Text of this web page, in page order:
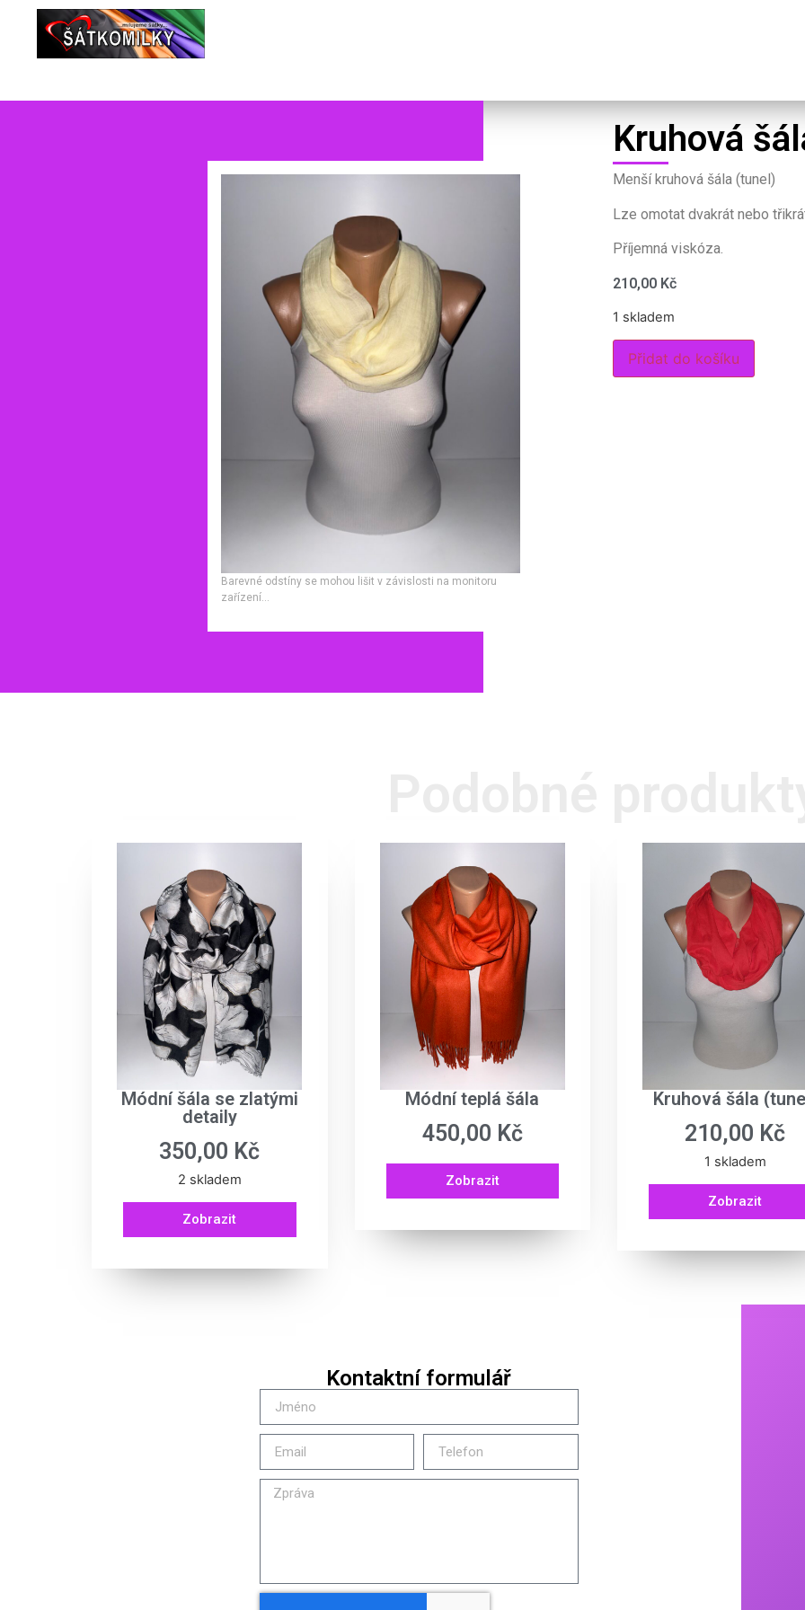
Barevné odstíny se mohou lišit v závislosti na monitoru
zařízení…
Kruhová
Menší kruhová šála (tunel)
Lze omotat dvakrát nebo
Příjemná viskóza.
210,00 Kč
1 skladem
Přidat do košíku
Módní šála se zlatými
detaily
350,00 Kč
2 skladem
Zobrazit
Módní teplá šála
450,00 Kč
Zobrazit
Kruhová šála
210,00 Kč
1 skladem
Zobrazit
Kontaktní formulář